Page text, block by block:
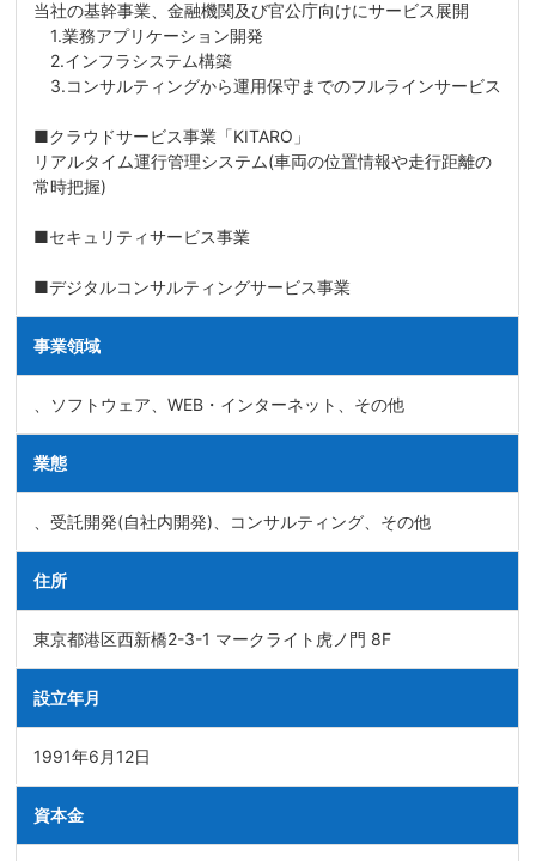
当社の基幹事業、金融機関及び官公庁向けにサービス展開
1.業務アプリケーション開発
2.インフラシステム構築
3.コンサルティングから運用保守までのフルラインサービス
■クラウドサービス事業「KITARO」
リアルタイム運行管理システム(車両の位置情報や走行距離の
常時把握)
■セキュリティサービス事業
■デジタルコンサルティングサービス事業
事業領域
、ソフトウェア、WEB・インターネット、その他
業態
、受託開発(自社内開発)、コンサルティング、その他
住所
東京都港区西新橋2-3-1 マークライト虎ノ門 8F
設立年月
1991年6月12日
資本金